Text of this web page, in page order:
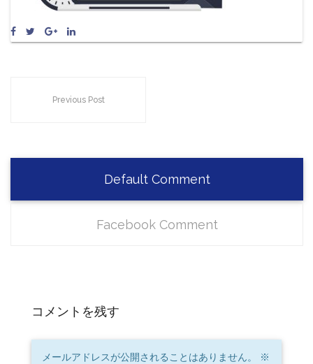
Previous Post
Default Comment
Facebook Comment
コメントを残す
メールアドレスが公開されることはありません。
※